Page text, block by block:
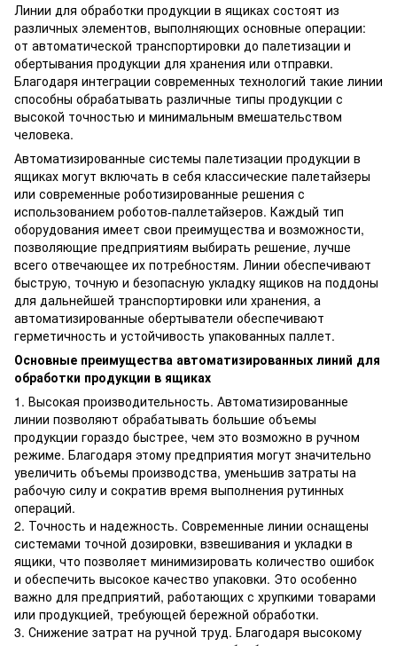
Линии для обработки продукции в ящиках состоят из
различных элементов, выполняющих основные операции:
от автоматической транспортировки до палетизации и
обертывания продукции для хранения или отправки.
Благодаря интеграции современных технологий такие линии
способны обрабатывать различные типы продукции с
высокой точностью и минимальным вмешательством
человека.
Автоматизированные системы палетизации продукции в
ящиках могут включать в себя классические палетайзеры
или современные роботизированные решения с
использованием роботов-паллетайзеров. Каждый тип
оборудования имеет свои преимущества и возможности,
позволяющие предприятиям выбирать решение, лучше
всего отвечающее их потребностям. Линии обеспечивают
быструю, точную и безопасную укладку ящиков на поддоны
для дальнейшей транспортировки или хранения, а
автоматизированные обертыватели обеспечивают
герметичность и устойчивость упакованных паллет.
Основные преимущества автоматизированных линий для
обработки продукции в ящиках
1. Высокая производительность. Автоматизированные
линии позволяют обрабатывать большие объемы
продукции гораздо быстрее, чем это возможно в ручном
режиме. Благодаря этому предприятия могут значительно
увеличить объемы производства, уменьшив затраты на
рабочую силу и сократив время выполнения рутинных
операций.
2. Точность и надежность. Современные линии оснащены
системами точной дозировки, взвешивания и укладки в
ящики, что позволяет минимизировать количество ошибок
и обеспечить высокое качество упаковки. Это особенно
важно для предприятий, работающих с хрупкими товарами
или продукцией, требующей бережной обработки.
3. Снижение затрат на ручной труд. Благодаря высокому